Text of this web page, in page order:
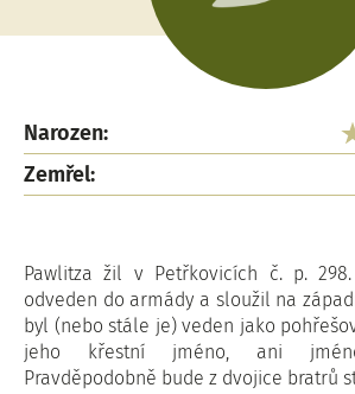
Narozen:
Zemřel:
Pawlitza žil v Petřkovicích č. p.
odveden do armády a sloužil na
byl (nebo stále je) veden jako
jeho křestní jméno, ani
Pravděpodobně bude z dvojice bratrů